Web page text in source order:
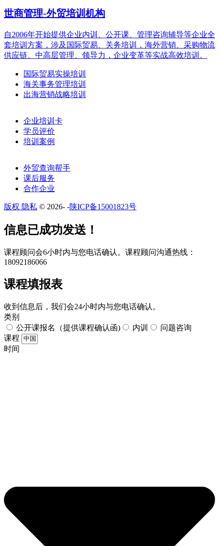
世商管理-外贸培训机构
自2006年开始提供企业内训、公开课、管理咨询辅导等企业全
套培训方案，涉及国际贸易、关务培训，海外营销、采购物流
供应链、中高层管理、领导力，企业变革等实战高效培训。
国际贸易实操培训
海关事务管理培训
出海营销战略培训
企业培训卡
学员评价
培训案例
外贸查询帮手
课后服务
合作企业
版权 隐私 © 2026- -陕ICP备15001823号
​​信息已成功发送！
课程顾问会6小时内与您电话确认。​课程顾问沟通热线：
18092186066
课程填报表​
收到信息后，我们会24小时内与您电话确认。​
类别
公开课报名（提供课程确认函)
内训
问题咨询
课程
时间